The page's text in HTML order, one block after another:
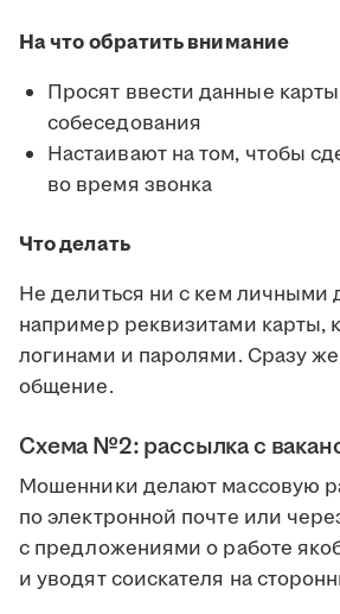
На что обратить внимание
Просят ввести данные
собеседования
Настаивают на том, чтобы
во время звонка
Что делать
Не делиться ни с кем личными
например реквизитами карты,
логинами и паролями. Сразу
общение.
Схема №2: рассылка с
Мошенники делают массовую
по электронной почте или
с предложениями о работе
и уводят соискателя на